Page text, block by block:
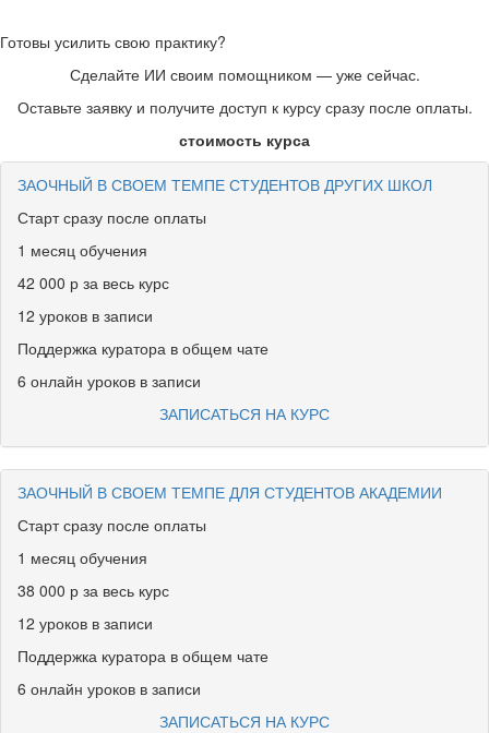
Готовы усилить свою практику?
Сделайте ИИ своим помощником — уже сейчас.
Оставьте заявку и получите доступ к курсу сразу после оплаты.
стоимость курса
ЗАОЧНЫЙ В СВОЕМ ТЕМПЕ СТУДЕНТОВ ДРУГИХ ШКОЛ
Старт сразу после оплаты
1 месяц обучения
42 000 р за весь курс
12 уроков в записи
Поддержка куратора в общем чате
6 онлайн уроков в записи
ЗАПИСАТЬСЯ НА КУРС
ЗАОЧНЫЙ В СВОЕМ ТЕМПЕ ДЛЯ СТУДЕНТОВ АКАДЕМИИ
Старт сразу после оплаты
1 месяц обучения
38 000 р за весь курс
12 уроков в записи
Поддержка куратора в общем чате
6 онлайн уроков в записи
ЗАПИСАТЬСЯ НА КУРС